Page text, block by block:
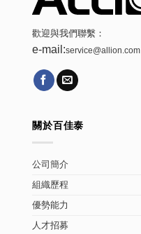
歡迎與我們聯繫：
e-mail:service@allion.com
關於百佳泰
公司簡介
組織歷程
優勢能力
人才招募